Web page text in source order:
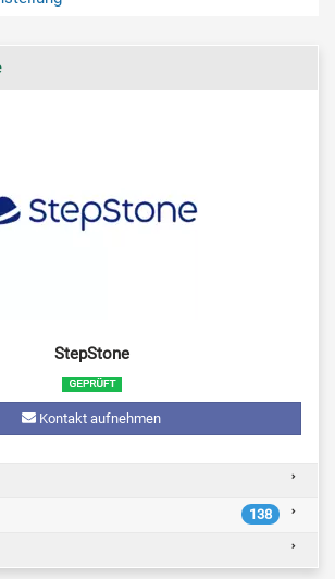
StepStone
Kontakt aufnehmen
138